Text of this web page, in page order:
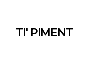
TI' PIMENT